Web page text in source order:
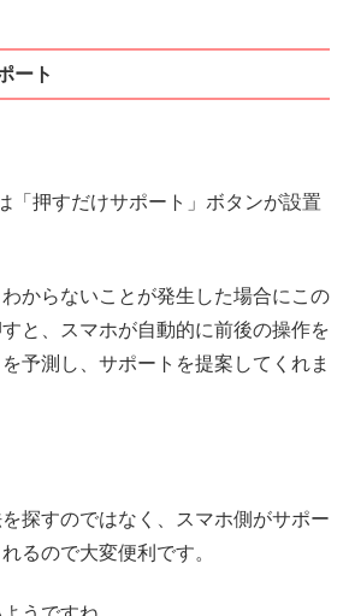
ート
「押すだけサポート」ボタンが設置
からないことが発生した場合にこの
と、スマホが自動的に前後の操作を
予測し、サポートを提案してくれま
探すのではなく、スマホ側がサポー
るので大変便利です。